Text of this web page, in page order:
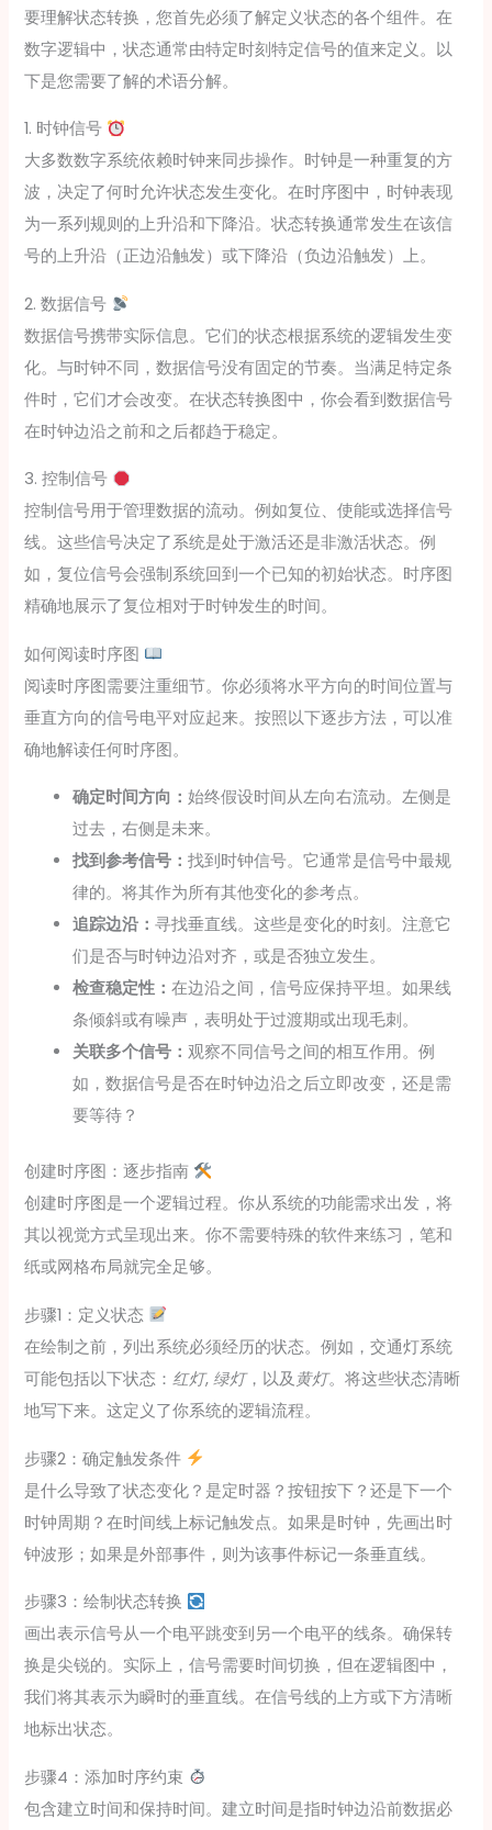
要理解状态转换，您首先必须了解定义状态的各个组件。在
数字逻辑中，状态通常由特定时刻特定信号的值来定义。以
下是您需要了解的术语分解。
1. 时钟信号
大多数数字系统依赖时钟来同步操作。时钟是一种重复的方
波，决定了何时允许状态发生变化。在时序图中，时钟表现
为一系列规则的上升沿和下降沿。状态转换通常发生在该信
号的上升沿（正边沿触发）或下降沿（负边沿触发）上。
2. 数据信号
数据信号携带实际信息。它们的状态根据系统的逻辑发生变
化。与时钟不同，数据信号没有固定的节奏。当满足特定条
件时，它们才会改变。在状态转换图中，你会看到数据信号
在时钟边沿之前和之后都趋于稳定。
3. 控制信号
控制信号用于管理数据的流动。例如复位、使能或选择信号
线。这些信号决定了系统是处于激活还是非激活状态。例
如，复位信号会强制系统回到一个已知的初始状态。时序图
精确地展示了复位相对于时钟发生的时间。
如何阅读时序图
阅读时序图需要注重细节。你必须将水平方向的时间位置与
垂直方向的信号电平对应起来。按照以下逐步方法，可以准
确地解读任何时序图。
确定时间方向：始终假设时间从左向右流动。左侧是
过去，右侧是未来。
找到参考信号：找到时钟信号。它通常是信号中最规
律的。将其作为所有其他变化的参考点。
追踪边沿：寻找垂直线。这些是变化的时刻。注意它
们是否与时钟边沿对齐，或是否独立发生。
检查稳定性：在边沿之间，信号应保持平坦。如果线
条倾斜或有噪声，表明处于过渡期或出现毛刺。
关联多个信号：观察不同信号之间的相互作用。例
如，数据信号是否在时钟边沿之后立即改变，还是需
要等待？
创建时序图：逐步指南
创建时序图是一个逻辑过程。你从系统的功能需求出发，将
其以视觉方式呈现出来。你不需要特殊的软件来练习，笔和
纸或网格布局就完全足够。
步骤1：定义状态
在绘制之前，列出系统必须经历的状态。例如，交通灯系统
可能包括以下状态：红灯,绿灯，以及 黄灯。将这些状态清晰
地写下来。这定义了你系统的逻辑流程。
步骤2：确定触发条件
是什么导致了状态变化？是定时器？按钮按下？还是下一个
时钟周期？在时间线上标记触发点。如果是时钟，先画出时
钟波形；如果是外部事件，则为该事件标记一条垂直线。
步骤3：绘制状态转换
画出表示信号从一个电平跳变到另一个电平的线条。确保转
换是尖锐的。实际上，信号需要时间切换，但在逻辑图中，
我们将其表示为瞬时的垂直线。在信号线的上方或下方清晰
地标出状态。
步骤4：添加时序约束
包含建立时间和保持时间。建立时间是指时钟边沿前数据必